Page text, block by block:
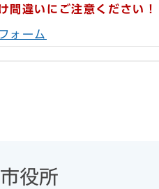
間違いにご注意ください！
ォーム